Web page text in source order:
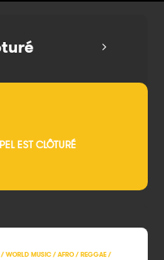
EST CLÔTURÉ
WORLD MUSIC / AFRO / REGGAE /